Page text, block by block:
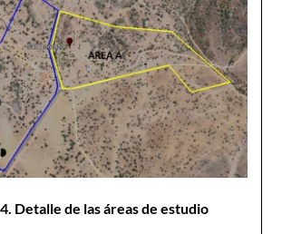
Detalle de las áreas de estudio